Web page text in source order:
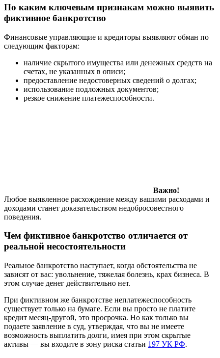
По каким ключевым признакам можно выявить
фиктивное банкротство
Финансовые управляющие и кредиторы выявляют обман по
следующим факторам:
наличие скрытого имущества или денежных средств на
счетах, не указанных в описи;
предоставление недостоверных сведений о долгах;
использование подложных документов;
резкое снижение платежеспособности.
Важно!
Любое выявленное расхождение между вашими расходами и
доходами станет доказательством недобросовестного
поведения.
Чем фиктивное банкротство отличается от
реальной несостоятельности
Реальное банкротство наступает, когда обстоятельства не
зависят от вас: увольнение, тяжелая болезнь, крах бизнеса. В
этом случае денег действительно нет.
При фиктивном же банкротстве неплатежеспособность
существует только на бумаге. Если вы просто не платите
кредит месяц-другой, это просрочка. Но как только вы
подаете заявление в суд, утверждая, что вы не имеете
возможность выплатить долги, имея при этом скрытые
активы — вы входите в зону риска статьи 197 УК РФ.